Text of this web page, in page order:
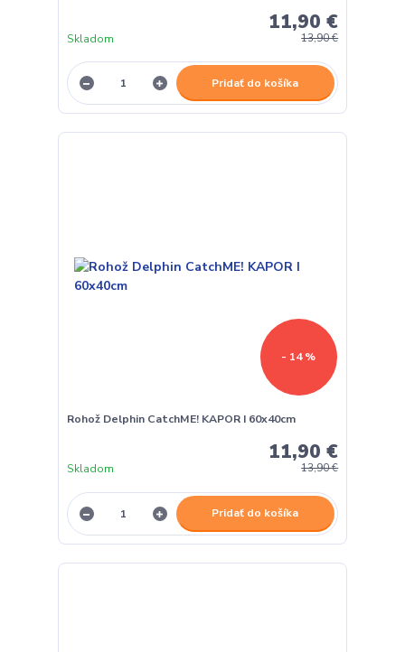
13,90 €
11,90 €
Skladom
Pridať do košíka
- 14 %
Rohož Delphin CatchME! KAPOR I 60x40cm
13,90 €
11,90 €
Skladom
Pridať do košíka